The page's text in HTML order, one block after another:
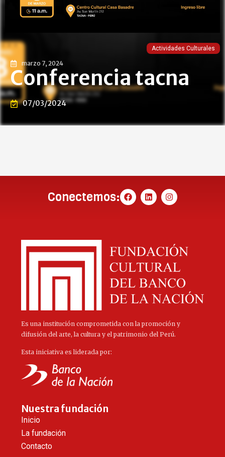
Actividades Culturales
marzo 7, 2024
Conferencia tacna
07/03/2024
Conectemos:
Es una institución comprometida con la promoción y
difusión del arte, la cultura y el patrimonio del Perú.
Esta iniciativa es liderada por:
Nuestra fundación
Inicio
La fundación
Contacto